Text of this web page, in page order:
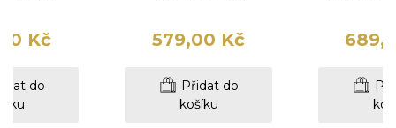
Kč
do
579,00 Kč
Přidat do
košíku